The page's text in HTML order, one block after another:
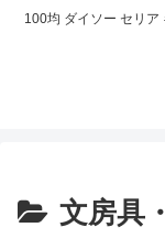
100均 ダイソー セリア
文房具